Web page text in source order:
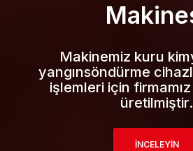
Makinemiz kuru
yangınsöndürme
işlemleri için
üretilmiştir.
İNCELEYİN